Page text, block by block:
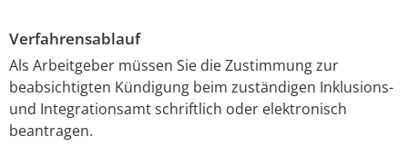
Verfahrensablauf
Als Arbeitgeber müssen Sie die Zustimmung zur
beabsichtigten Kündigung beim zuständigen Inklusions-
und Integrationsamt schriftlich oder elektronisch
beantragen.